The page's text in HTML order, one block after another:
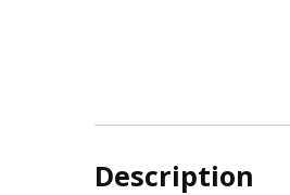
裤
Description